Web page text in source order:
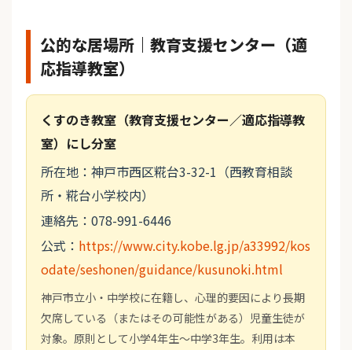
公的な居場所｜教育支援センター（適
応指導教室）
くすのき教室（教育支援センター／適応指導教
室）にし分室
所在地：神戸市西区糀台3-32-1（西教育相談
所・糀台小学校内）
連絡先：078-991-6446
公式： https://www.city.kobe.lg.jp/a33992/kos
odate/seshonen/guidance/kusunoki.html
神戸市立小・中学校に在籍し、心理的要因により長期
欠席している（またはその可能性がある）児童生徒が
対象。原則として小学4年生～中学3年生。利用は本